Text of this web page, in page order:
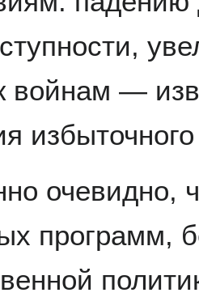
войнам —
очевидно,
программ,